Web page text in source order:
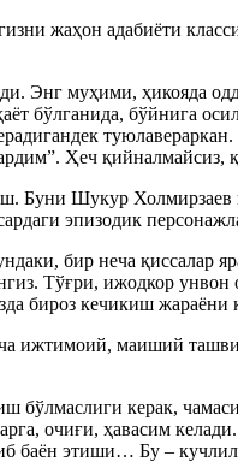
жаҳон адабиёти
Энг муҳими, ҳикояда
бўлганида, бўйнига
туюлавераркан.
Ҳеч қийналмайсиз,
Буни Шукур Холмирзаев
эпизодик
бир неча қиссалар
Тўғри, ижодкор
бироз кечикиш жараёни
ижтимоий, маиший
бўлмаслиги керак,
очиғи, ҳавасим
баён этиши… Бу –